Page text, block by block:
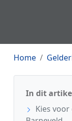
Home
In dit
Kies